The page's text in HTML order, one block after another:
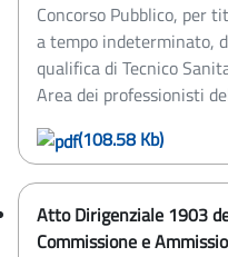
Concorso Pubblico, per
a tempo indeterminato,
qualifica di Tecnico
Area dei professionisti
(108.58 Kb)
Atto Dirigenziale 1903
Commissione e